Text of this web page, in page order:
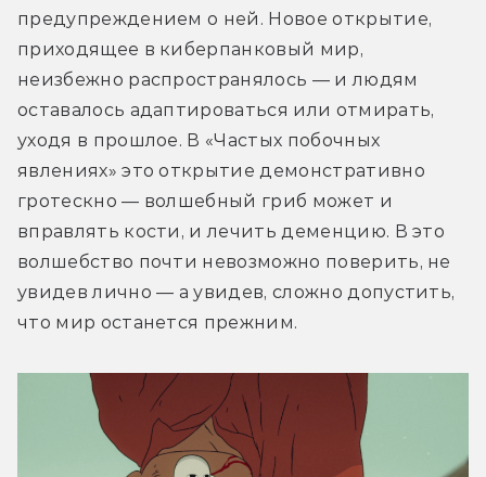
предупреждением о ней. Новое открытие,
приходящее в киберпанковый мир,
неизбежно распространялось — и людям
оставалось адаптироваться или отмирать,
уходя в прошлое. В «Частых побочных
явлениях» это открытие демонстративно
гротескно — волшебный гриб может и
вправлять кости, и лечить деменцию. В это
волшебство почти невозможно поверить, не
увидев лично — а увидев, сложно допустить,
что мир останется прежним.